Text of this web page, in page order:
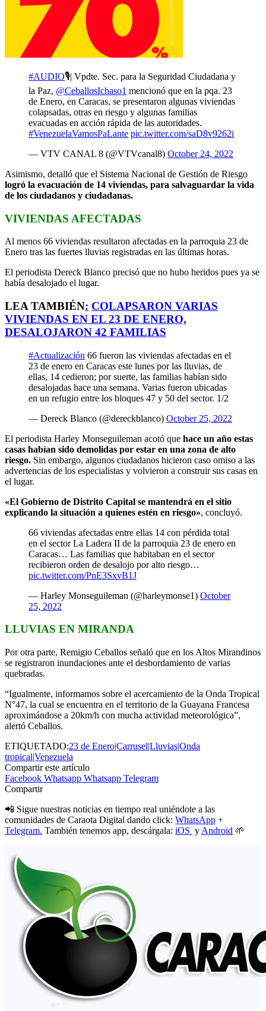
#AUDIO🎙️| Vpdte. Sec. para la Seguridad Ciudadana y
la Paz, @CeballosIchaso1 mencionó que en la pqa. 23
de Enero, en Caracas, se presentaron algunas viviendas
colapsadas, otras en riesgo y algunas familias
evacuadas en acción rápida de las autoridades.
#VenezuelaVamosPaLante pic.twitter.com/saD8v9262i
— VTV CANAL 8 (@VTVcanal8) October 24, 2022
Asimismo, detalló que el Sistema Nacional de Gestión de Riesgo
logró la evacuación de 14 viviendas, para salvaguardar la vida
de los ciudadanos y ciudadanas.
VIVIENDAS AFECTADAS
Al menos 66 viviendas resultaron afectadas en la parroquia 23 de
Enero tras las fuertes lluvias registradas en las últimas horas.
El periodista Dereck Blanco precisó que no hubo heridos pues ya se
había desalojado el lugar.
LEA TAMBIÉN: COLAPSARON VARIAS
VIVIENDAS EN EL 23 DE ENERO,
DESALOJARON 42 FAMILIAS
#Actualización 66 fueron las viviendas afectadas en el
23 de enero en Caracas este lunes por las lluvias, de
ellas, 14 cedieron; por suerte, las familias habían sido
desalojadas hace una semana. Varias fueron ubicadas
en un refugio entre los bloques 47 y 50 del sector. 1/2
— Dereck Blanco (@dereckblanco) October 25, 2022
El periodista Harley Monseguileman acotó que hace un año estas
casas habían sido demolidas por estar en una zona de alto
riesgo. Sin embargo, algunos ciudadanos hicieron caso omiso a las
advertencias de los especialistas y volvieron a construir sus casas en
el lugar.
«El Gobierno de Distrito Capital se mantendrá en el sitio
explicando la situación a quienes estén en riesgo», concluyó.
66 viviendas afectadas entre ellas 14 con pérdida total
en el sector La Ladera II de la parroquia 23 de enero en
Caracas… Las familias que habitaban en el sector
recibieron orden de desalojo por alto riesgo…
pic.twitter.com/PnE3SxvB1J
— Harley Monseguileman (@harleymonse1) October
25, 2022
LLUVIAS EN MIRANDA
Por otra parte, Remigio Ceballos señaló que en los Altos Mirandinos
se registraron inundaciones ante el desbordamiento de varias
quebradas.
“Igualmente, informamos sobre el acercamiento de la Onda Tropical
N°47, la cual se encuentra en el territorio de la Guayana Francesa
aproximándose a 20km/h con mucha actividad meteorológica”,
alertó Ceballos.
ETIQUETADO:23 de Enero|Carrusel|Lluvias|Onda
tropical|Venezuela
Compartir este artículo
Facebook Whatsapp Whatsapp Telegram
Compartir
📲 Sigue nuestras noticias en tiempo real uniéndote a las
comunidades de Caraota Digital dando click: WhatsApp +
Telegram. También tenemos app, descárgala: iOS y Android 🌱